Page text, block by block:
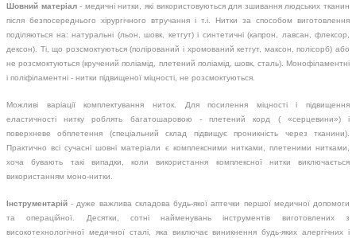
Шовний матеріал- медичні нитки, які використовуються для зшивання людських тканин
після безпосереднього хірургічного втручання і т.і. Нитки за способом виготовлення
поділяються на: натуральні (льон, шовк, кетгут) і синтетичні (капрон, лавсан, флексор,
дексон). Ті, що розсмоктуються (полірований і хромований кетгут, максон, полісорб) або
не розсмоктуються (кручений поліамід, плетений поліамід, шовк, сталь). Монофіламентні
і поліфіламентні - нитки підвищеної міцності, не розсмоктуються.
Можливі варіації комплектування ниток. Для посилення міцності і підвищення
еластичності нитку роблять багатошаровою - плетений корд ( «серцевини») і
поверхневе обплетення (спеціальний склад підвищує проникність через тканини).
Практично всі сучасні шовні матеріали є комплексними нитками, плетеними нитками,
хоча бувають такі випадки, коли використання комплексної нитки виключається
використанням моно-нитки.
Інструментарій - дуже важлива складова будь-якої аптечки першої медичної допомоги
та операційної. Десятки, сотні найменувань інструментів виготовлених з
високотехнологічної медичної сталі, яка виключає виникнення будь-яких алергічних і